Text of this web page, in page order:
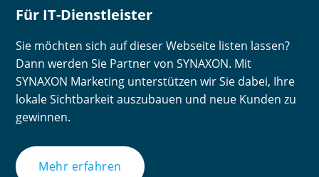
Für IT-Dienstleister
Sie möchten sich auf dieser Webseite listen lassen?
Dann werden Sie Partner von SYNAXON. Mit
SYNAXON Marketing unterstützen wir Sie dabei, Ihre
lokale Sichtbarkeit auszubauen und neue Kunden zu
gewinnen.
Mehr erfahren